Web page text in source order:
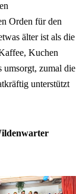
Orden für den
älter ist als die
Kuchen
umsorgt, zumal die
unterstützt